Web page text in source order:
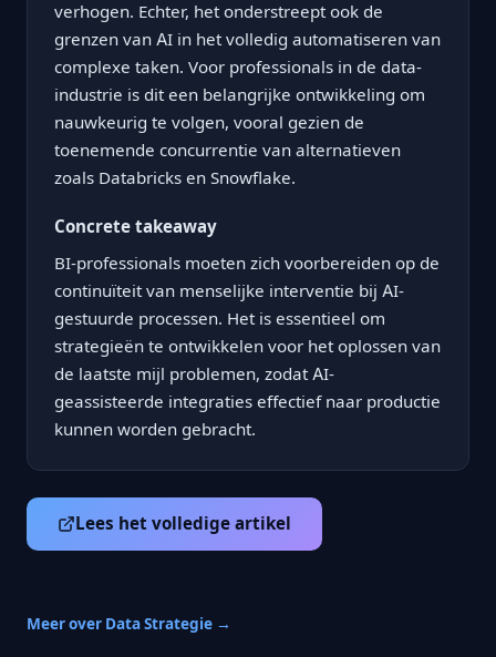
verhogen. Echter, het onderstreept ook de
grenzen van AI in het volledig automatiseren van
complexe taken. Voor professionals in de data-
industrie is dit een belangrijke ontwikkeling om
nauwkeurig te volgen, vooral gezien de
toenemende concurrentie van alternatieven
zoals Databricks en Snowflake.
Concrete takeaway
BI-professionals moeten zich voorbereiden op de
continuïteit van menselijke interventie bij AI-
gestuurde processen. Het is essentieel om
strategieën te ontwikkelen voor het oplossen van
de laatste mijl problemen, zodat AI-
geassisteerde integraties effectief naar productie
kunnen worden gebracht.
Lees het volledige artikel
Meer over Data Strategie →